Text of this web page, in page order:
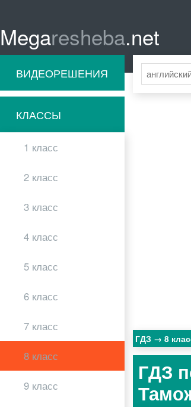
Megaresheba.net
ВИДЕОРЕШЕНИЯ
КЛАССЫ
1 класс
2 класс
3 класс
4 класс
5 класс
6 класс
7 класс
8 класс
9 класс
ГДЗ 8
ГДЗ